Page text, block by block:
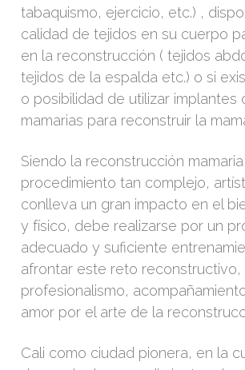
tabaquismo, ejercicio, etc.) ,
calidad de tejidos en su cuerpo
en la reconstrucción ( tejidos
tejidos de la espalda etc.) o si
o posibilidad de utilizar implantes
mamarias para reconstruir la
Siendo la reconstrucción
procedimiento tan complejo,
conlleva un gran impacto en el
y físico, debe realizarse por un
adecuado y suficiente
afrontar este reto reconstructivo,
profesionalismo,
amor por el arte de la
Cali como ciudad pionera, en la